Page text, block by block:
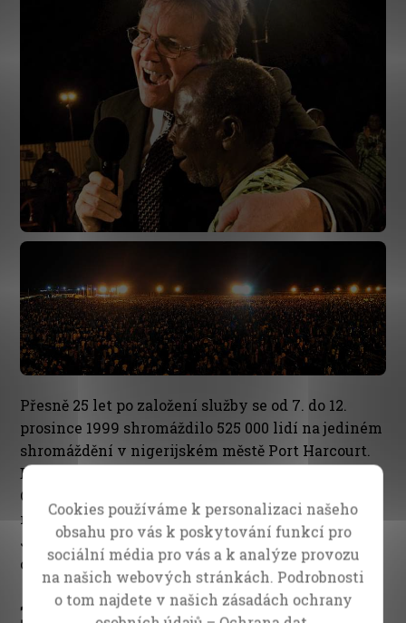
Přesně 25 let po založení služby se od 7. do 12.
prosince 1999 shromáždilo 525 000 lidí na jediném
shromáždění v nigerijském městě Port Harcourt.
Během šesti dní Velké evangelizační kampaně
CfaN se shromáždění zúčastnilo více než 2,1
miliónů lidí a více než 1,1 miliónů z nich přijalo
Ježíše Krista za svého osobního Spasitele. Bylo to
opravdu úžasné výročí!
1999 – Začátek velkého
Cookies používáme k personalizaci našeho
obsahu pro vás k poskytování funkcí pro
sociální média pro vás a k analýze provozu
na našich webových stránkách. Podrobnosti
o tom najdete v našich zásadách ochrany